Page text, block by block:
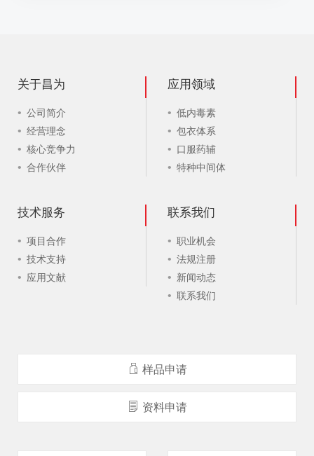
关于昌为
公司简介
经营理念
核心竞争力
合作伙伴
应用领域
低内毒素
包衣体系
口服药辅
特种中间体
技术服务
项目合作
技术支持
应用文献
联系我们
职业机会
法规注册
新闻动态
联系我们
样品申请
资料申请